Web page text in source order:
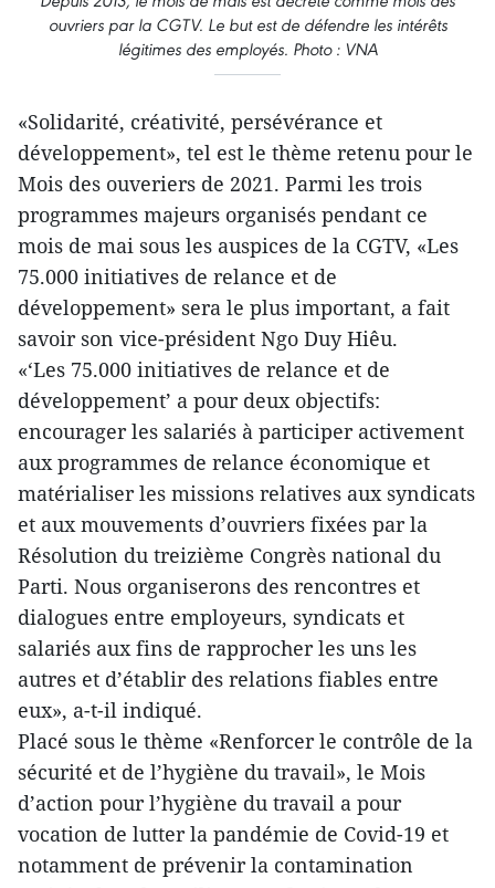
ouvriers par la CGTV. Le but est de défendre les intérêts
légitimes des employés. Photo : VNA
«Solidarité, créativité, persévérance et
développement», tel est le thème retenu pour le
Mois des ouveriers de 2021. Parmi les trois
programmes majeurs organisés pendant ce
mois de mai sous les auspices de la CGTV, «Les
75.000 initiatives de relance et de
développement» sera le plus important, a fait
savoir son vice-président Ngo Duy Hiêu.
«‘Les 75.000 initiatives de relance et de
développement’ a pour deux objectifs:
encourager les salariés à participer activement
aux programmes de relance économique et
matérialiser les missions relatives aux syndicats
et aux mouvements d’ouvriers fixées par la
Résolution du treizième Congrès national du
Parti. Nous organiserons des rencontres et
dialogues entre employeurs, syndicats et
salariés aux fins de rapprocher les uns les
autres et d’établir des relations fiables entre
eux», a-t-il indiqué.
Placé sous le thème «Renforcer le contrôle de la
sécurité et de l’hygiène du travail», le Mois
d’action pour l’hygiène du travail a pour
vocation de lutter la pandémie de Covid-19 et
notamment de prévenir la contamination